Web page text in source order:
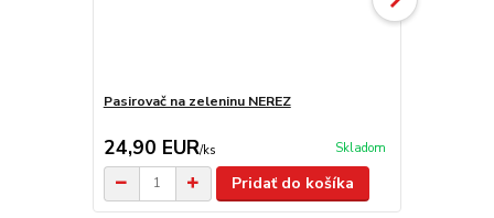
Pasirovač na zeleninu NEREZ
24,90 EUR/ks Skladom
Pridať do košíka